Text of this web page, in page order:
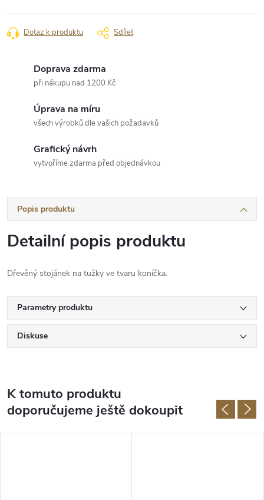
Dotaz k produktu Sdílet
Doprava zdarma
při nákupu nad 1200 Kč
Úprava na míru
všech výrobků dle vašich požadavků
Grafický návrh
vytvoříme zdarma před objednávkou
Popis produktu
Detailní popis produktu
Dřevěný stojánek na tužky ve tvaru koníčka.
Parametry produktu
Diskuse
K tomuto produktu
doporučujeme ještě dokoupit